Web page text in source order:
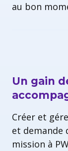
au bon
Un gain
Créer et
et demande
mission à